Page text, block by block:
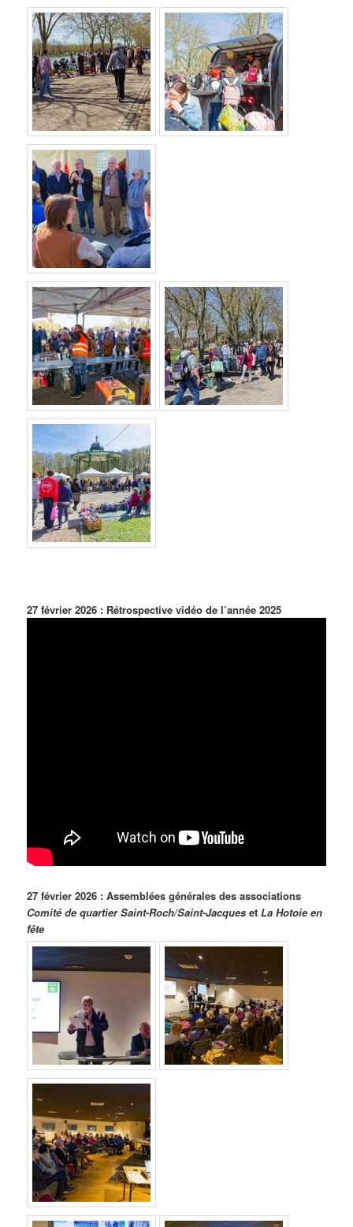
27 février 2026 : Rétrospective vidéo de l’année 2025
27 février 2026 : Assemblées générales des associations
Comité de quartier Saint-Roch/Saint-Jacques etLa Hotoie en
fête